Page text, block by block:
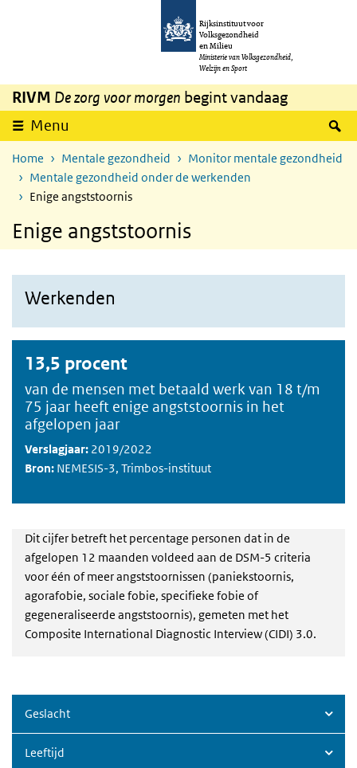
Overslaan en naar de inhoud gaan
Rijksinstituut voor
Volksgezondheid
en Milieu
Ministerie van Volksgezondheid,
Welzijn en Sport
RIVM De zorg voor morgen begint vandaag
Menu
Home Mentale gezondheid
Monitor mentale gezondheid
Mentale gezondheid onder de werkenden
Enige angststoornis
Enige angststoornis
Werkenden
13,5 procent
van de mensen met betaald werk van 18 t/m
75 jaar heeft enige angststoornis in het
afgelopen jaar
Verslagjaar: 2019/2022
Bron: NEMESIS-3, Trimbos-instituut
Dit cijfer betreft het percentage personen dat in de
afgelopen 12 maanden voldeed aan de DSM-5 criteria
voor één of meer angststoornissen (paniekstoornis,
agorafobie, sociale fobie, specifieke fobie of
gegeneraliseerde angststoornis), gemeten met het
Composite International Diagnostic Interview (CIDI) 3.0.
Geslacht
Leeftijd